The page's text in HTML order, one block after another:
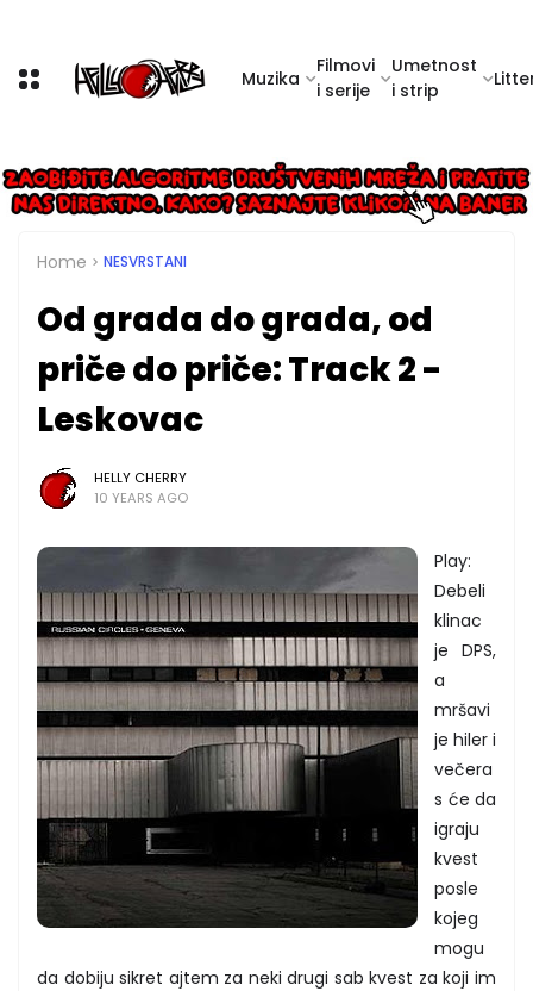
Muzika
Filmovi
i serije
Umetnost
i strip
Home NESVRSTANI
Od grada do grada, od
priče do priče: Track 2 -
Leskovac
HELLY CHERRY
10 YEARS AGO
Play:
Debeli
klinac
je DPS,
a
mršavi
je hiler i
večera
s će da
igraju
kvest
posle
kojeg
mogu
da dobiju sikret ajtem za neki drugi sab kvest za koji im